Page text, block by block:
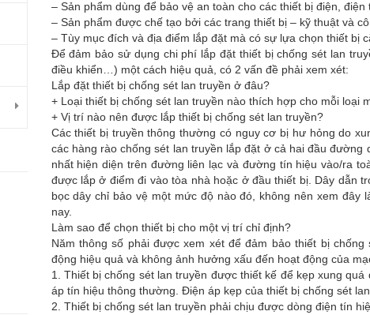
– Sản phẩm dùng để bảo vệ an toàn cho các thiết bị điện,
– Sản phẩm được chế tạo bởi các trang thiết bị – kỹ thuật và
– Tùy mục đích và địa điểm lắp đặt mà có sự lựa chọn thiết bị
Để đảm bảo sử dụng chi phí lắp đặt thiết bị chống sét lan
điều khiển…) một cách hiệu quả, có 2 vấn đề phải xem xét:
Lắp đặt thiết bị chống sét lan truyền ở đâu?
+ Loại thiết bị chống sét lan truyền nào thích hợp cho mỗi loại
+ Vị trí nào nên được lắp thiết bị chống sét lan truyền?
Các thiết bị truyền thông thường có nguy cơ bị hư hỏng do
các hàng rào chống sét lan truyền lắp đặt ở cả hai đầu
nhất hiện diện trên đường liên lạc và đường tín hiệu vào/ra
được lắp ở điểm đi vào tòa nhà hoặc ở đầu thiết bị. Dây dẫn
bọc dây chỉ bảo vệ một mức độ nào đó, không nên xem
nay.
Làm sao để chọn thiết bị cho một vị trí chỉ định?
Năm thông số phải được xem xét để đảm bảo thiết bị
động hiệu quả và không ảnh hưởng xấu đến hoạt động của
1. Thiết bị chống sét lan truyền được thiết kế để kẹp xung
áp tín hiệu thông thường. Điện áp kẹp của thiết bị chống sét
2. Thiết bị chống sét lan truyền phải chịu được dòng điện tín